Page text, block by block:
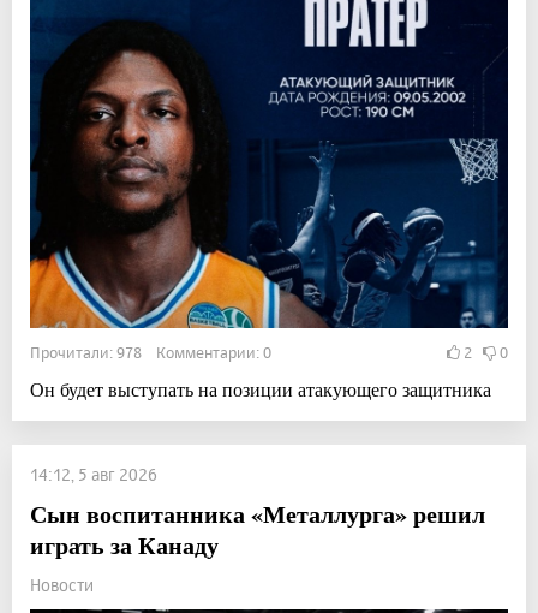
Прочитали: 978 Комментарии: 0 2 0
Он будет выступать на позиции атакующего защитника
14:12, 5 авг 2026
Сын воспитанника «Металлурга» решил
играть за Канаду
Новости